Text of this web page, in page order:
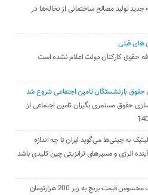
جدید تولید مصالح ساختمانی از نخاله‌ها در
های قبلی
حقوق کارکنان دولت اعلام نشده است
بازنشستگان تامین اجتماعی شروع شد
حقوق مستمری بگیران تامین اجتماعی از
به چینی‌ها می‌گوید ایران تا چه اندازه
انرژی و مسیرهای ترانزیتی چین کلیدی باشد
قیمت برنج به زیر 200 هزارتومان